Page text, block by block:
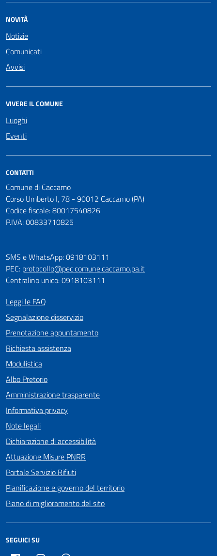
NOVITÀ
Notizie
Comunicati
Avvisi
VIVERE IL COMUNE
Luoghi
Eventi
CONTATTI
Comune di Caccamo
Corso Umberto I, 78 - 90012 Caccamo (PA)
Codice fiscale: 80017540826
P.IVA: 00833710825
SMS e WhatsApp: 0918103111
PEC: protocollo@pec.comune.caccamo.pa.it
Centralino unico: 0918103111
Leggi le FAQ
Segnalazione disservizio
Prenotazione appuntamento
Richiesta assistenza
Modulistica
Albo Pretorio
Amministrazione trasparente
Informativa privacy
Note legali
Dichiarazione di accessibilità
Attuazione Misure PNRR
Portale Servizio Rifiuti
Pianificazione e governo del territorio
Piano di miglioramento del sito
SEGUICI SU